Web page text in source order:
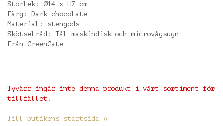
Storlek: Ø14 x H7 cm
Färg: Dark chocolate
Material: stengods
Skötselråd: Tål maskindisk och microvågsugn
Från GreenGate
Tyvärr ingår inte denna produkt i vårt sortiment för
tillfället.
Till butikens startsida »